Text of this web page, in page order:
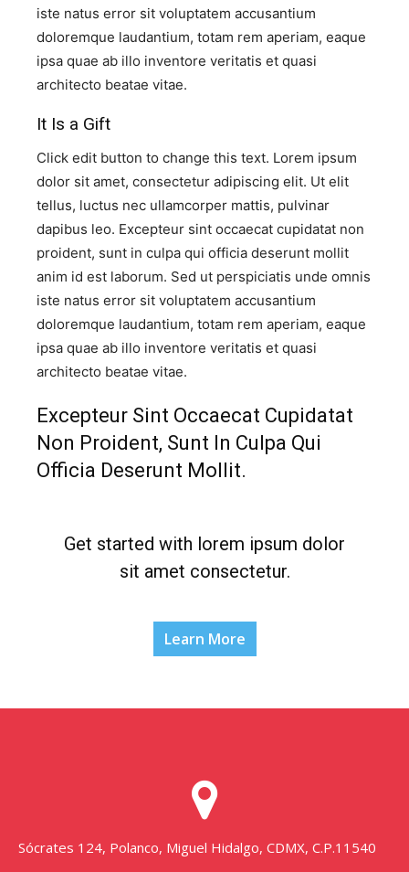
iste natus error sit voluptatem accusantium
doloremque laudantium, totam rem aperiam, eaque
ipsa quae ab illo inventore veritatis et quasi
architecto beatae vitae.​
It Is a Gift​
Click edit button to change this text. Lorem ipsum
dolor sit amet, consectetur adipiscing elit. Ut elit
tellus, luctus nec ullamcorper mattis, pulvinar
dapibus leo. Excepteur sint occaecat cupidatat non
proident, sunt in culpa qui officia deserunt mollit
anim id est laborum. Sed ut perspiciatis unde omnis
iste natus error sit voluptatem accusantium
doloremque laudantium, totam rem aperiam, eaque
ipsa quae ab illo inventore veritatis et quasi
architecto beatae vitae.​
Excepteur Sint Occaecat Cupidatat
Non Proident, Sunt In Culpa Qui
Officia Deserunt Mollit.​
Get started with lorem ipsum dolor
sit amet consectetur.​
Learn More
Sócrates 124, Polanco, Miguel Hidalgo, CDMX, C.P.11540